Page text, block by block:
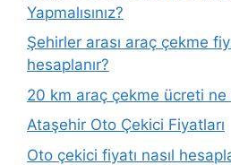
Yapmalısınız?
Şehirler arası araç çekme
hesaplanır?
20 km araç çekme ücreti ne
Ataşehir Oto Çekici Fiyatları
Oto çekici fiyatı nasıl